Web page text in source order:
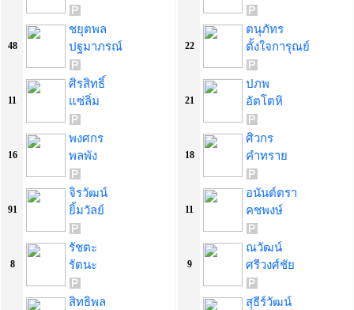
48
ชยุตพล
ปฐมาภรณ์
11
ศิรสิทธิ์
แซ่ลิ่ม
16
พงศกร
พลพัง
91
จิรวัฒน์
ยิ้มวัลย์
8
รัชตะ
รัตนะ
สิทธิพล
22
ตนุภัทร
ตั้งใจการุณย์
21
ปภพ
อัตโตหิ
18
ศิวกร
คำทราย
11
อนันต์ตรา
คชพงษ์
9
ณวัฒน์
ศรีวงศ์ชัย
สุธีร์วัฒน์